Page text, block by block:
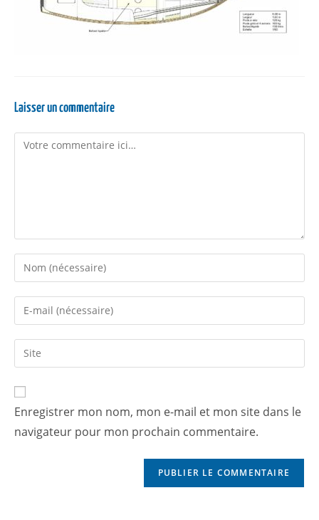
Laisser un commentaire
Enregistrer mon nom, mon e-mail et mon site dans le
navigateur pour mon prochain commentaire.